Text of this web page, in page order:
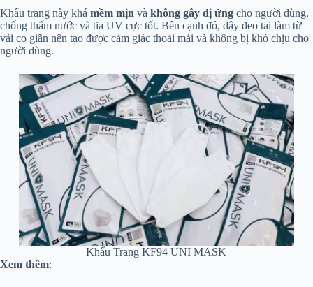
Khẩu trang này khá mềm mịn và không gây dị ứng cho người dùng,
chống thấm nước và tia UV cực tốt. Bên cạnh đó, dây đeo tai làm từ
vải co giãn nên tạo được cảm giác thoải mái và không bị khó chịu cho
người dùng.
Khẩu Trang KF94 UNI MASK
Xem thêm: